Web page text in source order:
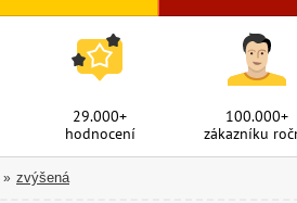
29.000+
hodnocení
100.000+
zákazníku
» zvýšená